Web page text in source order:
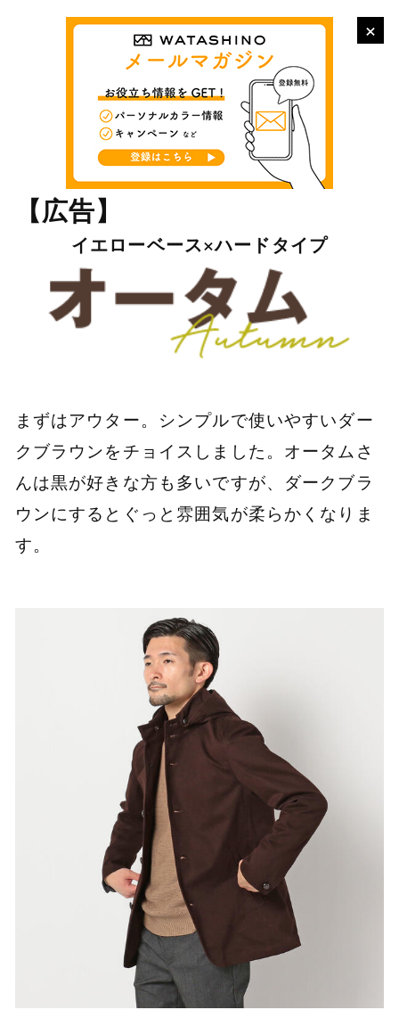
×
【広告】
イエローベース×ハードタイプ
まずはアウター。シンプルで使いやすいダー
クブラウンをチョイスしました。オータムさ
んは黒が好きな方も多いですが、ダークブラ
ウンにするとぐっと雰囲気が柔らかくなりま
す。